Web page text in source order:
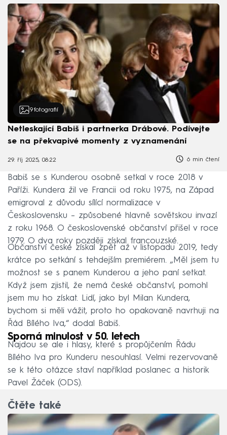
9 fotografií
Netleskající Babiš i partnerka Drábové. Podívejte
se na překvapivé momenty z vyznamenání
29. říj 2025, 08:22 6 min čtení
Babiš se s Kunderou osobně setkal v roce 2018 v
Paříži. Kundera žil ve Francii od roku 1975, na Západ
emigroval z důvodu sílící normalizace v
Československu – způsobené hlavně sovětskou invazí
z roku 1968. O československé občanství přišel v roce
1979. O dva roky později získal francouzské.
Občanství české získal zpět až v listopadu 2019, tedy
krátce po setkání s tehdejším premiérem. „Měl jsem tu
možnost se s panem Kunderou a jeho paní setkat.
Když jsem zjistil, že nemá české občanství, pomohl
jsem mu ho získat. Lidí, jako byl Milan Kundera,
bychom si měli vážit, proto ho opakovaně navrhuji na
Řád Bílého lva,“ dodal Babiš.
Sporná minulost v 50. letech
Najdou se ale i hlasy, které s propůjčením Řádu
Bílého lva pro Kunderu nesouhlasí. Velmi rezervovaně
se k této otázce staví například poslanec a historik
Pavel Žáček (ODS).
Čtěte také